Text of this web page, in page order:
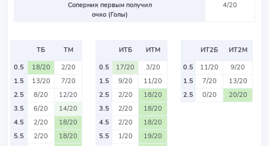
Соперник первым получил
очко (Голы)
4/20
ТБ
ТМ
0.5
18/20
2/20
1.5
13/20
7/20
2.5
8/20
12/20
3.5
6/20
14/20
4.5
2/20
18/20
5.5
2/20
18/20
ИТБ
ИТМ
0.5
17/20
3/20
1.5
9/20
11/20
2.5
2/20
18/20
3.5
2/20
18/20
4.5
2/20
18/20
5.5
1/20
19/20
ИТ2Б
ИТ2М
0.5
11/20
9/20
1.5
7/20
13/20
2.5
0/20 20/20